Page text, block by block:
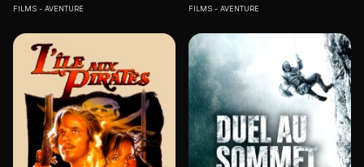
FILMS AVENTURE FILMS AVENTURE